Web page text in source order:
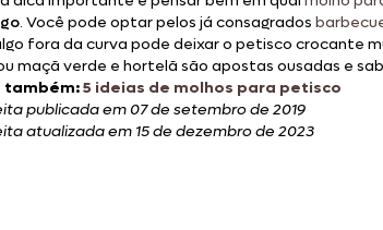
. Você pode optar pelos já consagrados
fora da curva pode deixar o petisco crocante
maçã verde e hortelã são apostas ousadas e
também:5 ideias de molhos para petisco
publicada em 07 de setembro de 2019
atualizada em 15 de dezembro de 2023